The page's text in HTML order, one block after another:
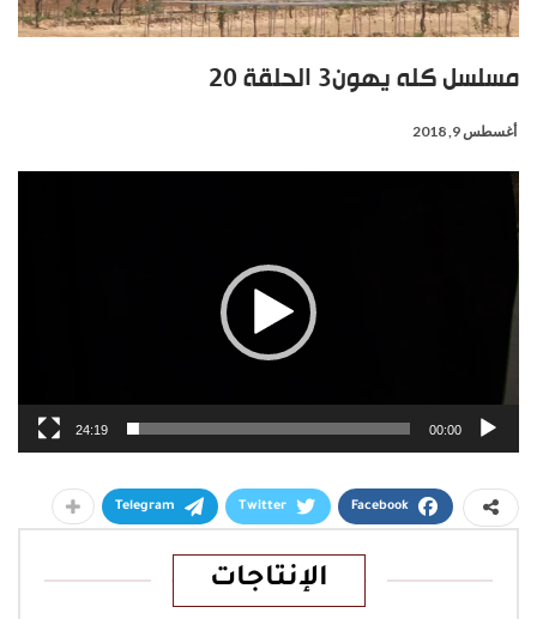
مسلسل كله يهون3 الحلقة 20
أغسطس 9, 2018
مشغل
00:00
24:19
Facebook
Twitter
Telegram
الإنتاجات